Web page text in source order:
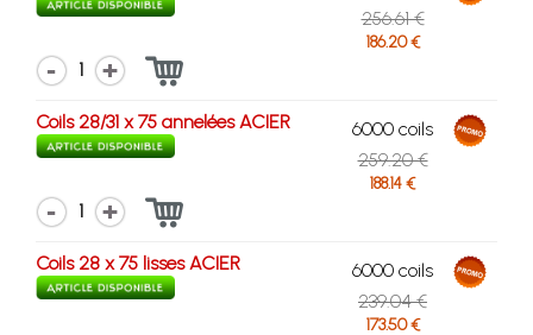
256.61 €
186.20 €
1
Coils 28/31 x 75 annelées ACIER
6000 coils
259.20 €
188.14 €
1
Coils 28 x 75 lisses ACIER
6000 coils
239.04 €
173.50 €